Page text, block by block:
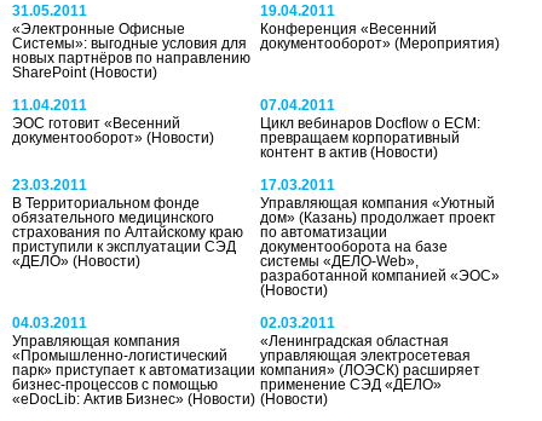
31.05.2011
«Электронные Офисные
Системы»: выгодные условия для
новых партнёров по направлению
SharePoint(Новости)
19.04.2011
Конференция «Весенний
документооборот»(Мероприятия)
11.04.2011
ЭОС готовит «Весенний
документооборот» (Новости)
07.04.2011
Цикл вебинаров Docflow о ECM:
превращаем корпоративный
контент в актив(Новости)
23.03.2011
В Территориальном фонде
обязательного медицинского
страхования по Алтайскому краю
приступили к эксплуатации СЭД
«ДЕЛО» (Новости)
17.03.2011
Управляющая компания «Уютный
дом» (Казань) продолжает проект
по автоматизации
документооборота на базе
системы «ДЕЛО-Web»,
разработанной компанией «ЭОС»
(Новости)
04.03.2011
Управляющая компания
«Промышленно-логистический
парк» приступает к автоматизации
бизнес-процессов с помощью
«eDocLib: Актив Бизнес» (Новости)
02.03.2011
«Ленинградская областная
управляющая электросетевая
компания» (ЛОЭСК) расширяет
применение СЭД «ДЕЛО»
(Новости)